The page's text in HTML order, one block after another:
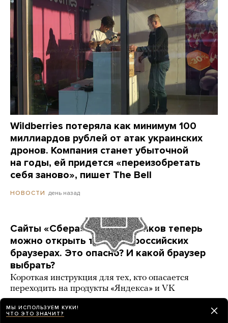
Wildberries потеряла как минимум 100
миллиардов рублей от атак украинских
дронов. Компания станет убыточной
на годы, ей придется «переизобретать
себя заново», пишет The Bell
НОВОСТИ день назад
Сайты «Сбера» и других банков теперь
можно открыть только в российских
браузерах. Это опасно? И какой браузер
выбрать?
Короткая инструкция для тех, кто опасается
переходить на продукты «Яндекса» и VK
РАЗБОР 3 карточки
МЫ ИСПОЛЬЗУЕМ КУКИ!
ЧТО ЭТО ЗНАЧИТ?